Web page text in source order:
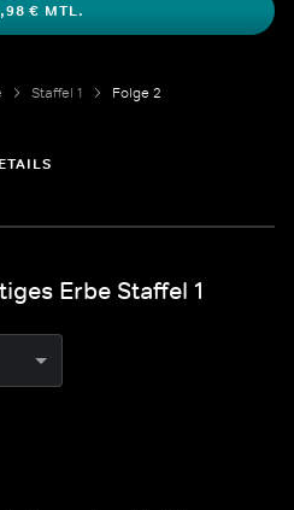
€ MTL.
Staffel 1 Folge 2
Erbe Staffel 1